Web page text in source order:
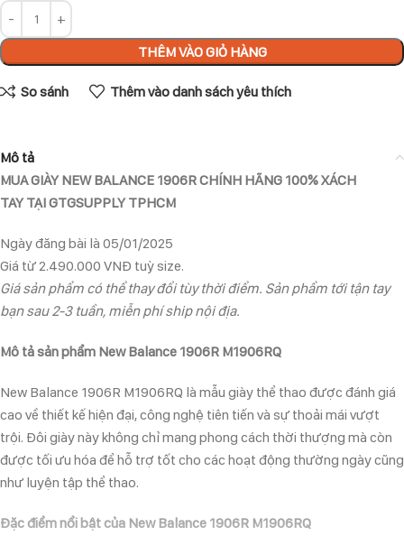
THÊM VÀO GIỎ HÀNG
So sánh Thêm vào danh sách yêu thích
Mô tả
MUA GIÀY NEW BALANCE 1906R CHÍNH HÃNG 100% XÁCH
TAY TẠI GTGSUPPLY TPHCM
Ngày đăng bài là 05/01/2025
Giá từ 2.490.000 VNĐ tuỳ size.
Giá sản phẩm có thể thay đổi tùy thời điểm. Sản phẩm tới tận tay
bạn sau 2-3 tuần, miễn phí ship nội địa.
Mô tả sản phẩm New Balance 1906R M1906RQ
New Balance 1906R M1906RQ là mẫu giày thể thao được đánh giá
cao về thiết kế hiện đại, công nghệ tiên tiến và sự thoải mái vượt
trội. Đôi giày này không chỉ mang phong cách thời thượng mà còn
được tối ưu hóa để hỗ trợ tốt cho các hoạt động thường ngày cũng
như luyện tập thể thao.
Đặc điểm nổi bật của New Balance 1906R M1906RQ